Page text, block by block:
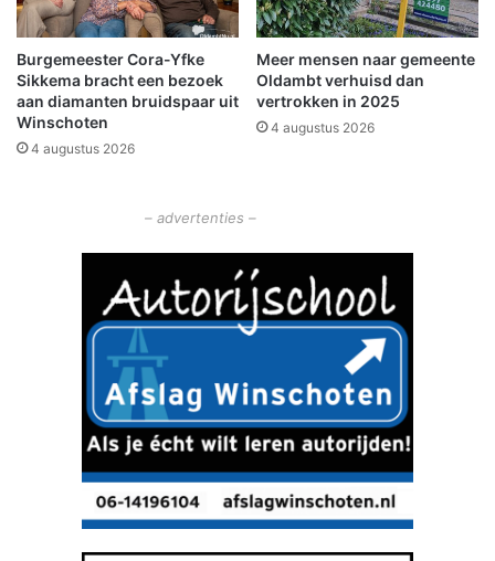
e
n
h
e
r
d
e
Burgemeester Cora-Yfke
Sikkema bracht een bezoek
aan diamanten bruidspaar uit
Winschoten
4 augustus 2026
Meer mensen naar gemeente
Oldambt verhuisd dan
vertrokken in 2025
4 augustus 2026
– advertenties –